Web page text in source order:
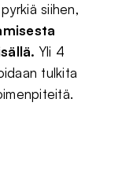
siihen,
Yli 4
tulkita